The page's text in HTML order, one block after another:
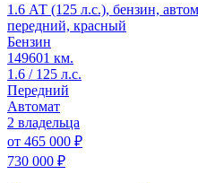
1.6 АТ (125 л.с.), бензин,
передний, красный
Бензин
149601 км.
1.6 / 125 л.с.
Передний
Автомат
2 владельца
от 465 000 ₽
730 000 ₽